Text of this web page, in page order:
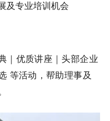
及专业培训机会
｜优质讲座｜头部企业
等活动，帮助理事及